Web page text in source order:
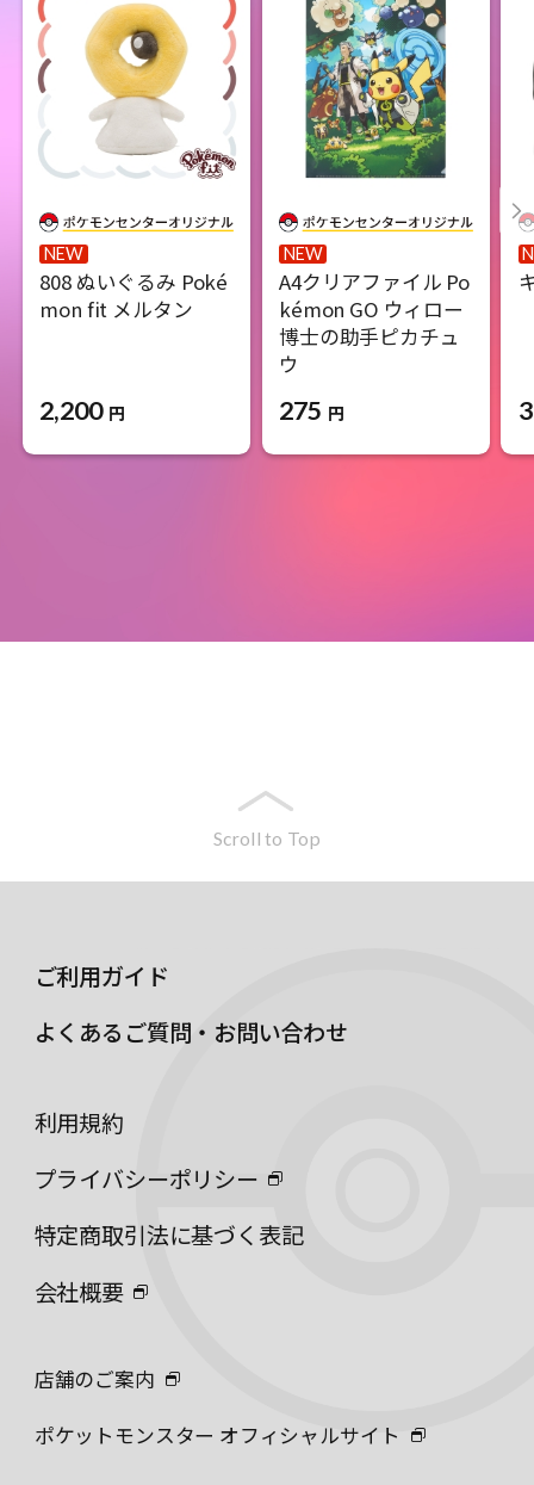
NEW
808 ぬいぐるみ Poké
mon fit メルタン
2,200 円
NEW
A4クリアファイル Po
kémon GO ウィロー
博士の助手ピカチュ
ウ
275 円
Scroll to Top
ご利用ガイド
よくあるご質問・お問い合わせ
利用規約
プライバシーポリシー
特定商取引法に基づく表記
会社概要
店舗のご案内
ポケットモンスター オフィシャルサイト